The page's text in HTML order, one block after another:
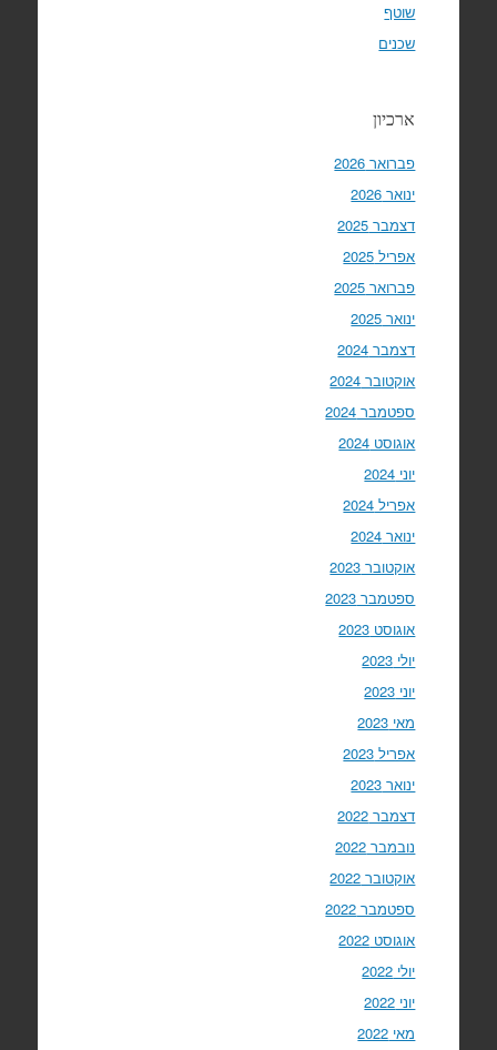
שוטף
שכנים
ארכיון
פברואר 2026
ינואר 2026
דצמבר 2025
אפריל 2025
פברואר 2025
ינואר 2025
דצמבר 2024
אוקטובר 2024
ספטמבר 2024
אוגוסט 2024
יוני 2024
אפריל 2024
ינואר 2024
אוקטובר 2023
ספטמבר 2023
אוגוסט 2023
יולי 2023
יוני 2023
מאי 2023
אפריל 2023
ינואר 2023
דצמבר 2022
נובמבר 2022
אוקטובר 2022
ספטמבר 2022
אוגוסט 2022
יולי 2022
יוני 2022
מאי 2022